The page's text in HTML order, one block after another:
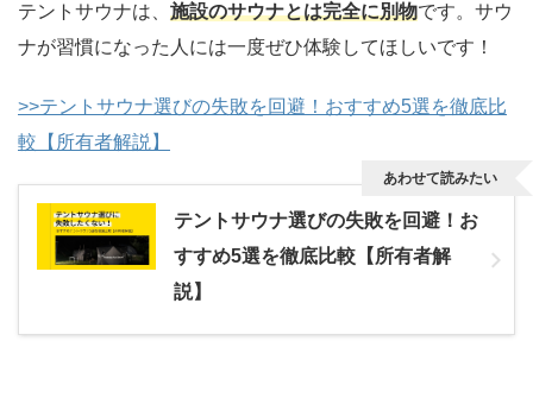
テントサウナは、 施設のサウナとは完全に別物です。サウ
ナが習慣になった人には一度ぜひ体験してほしいです！
>>テントサウナ選びの失敗を回避！おすすめ5選を徹底比
較【所有者解説】
テントサウナ選びの失敗を回避！お
すすめ5選を徹底比較【所有者解
説】
あわせて読みたい